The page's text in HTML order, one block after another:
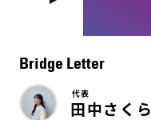
Bridge Letter
代表
田中さくら